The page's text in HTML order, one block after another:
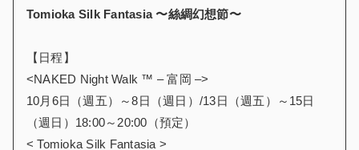
Tomioka Silk Fantasia 〜絲綢幻想節〜
【日程】
<NAKED Night Walk ™ – 富岡 –>
10月6日（週五）～8日（週日）/13日（週五）～15日
（週日）18:00～20:00（預定）
< Tomioka Silk Fantasia >